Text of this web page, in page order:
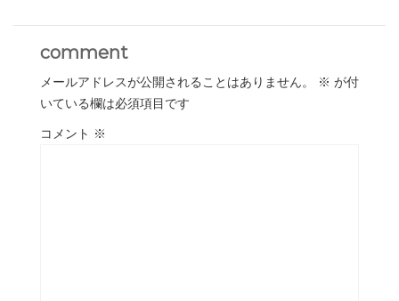
comment
メールアドレスが公開されることはありません。 ※ が付
いている欄は必須項目です
コメント ※